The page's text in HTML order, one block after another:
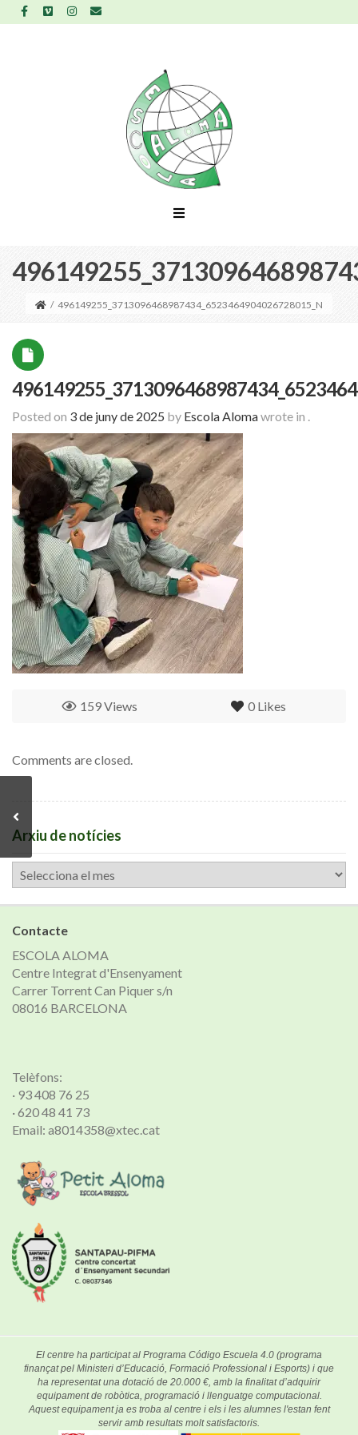
/ 496149255_3713096468987434_6523464904026728015_N
Posted on 3 de juny de 2025 by Escola Alomawrote in .
0 Likes
159 Views
Comments are closed.
Arxiu de notícies
Arxiu
de
notícies
Contacte
ESCOLA ALOMA
Centre Integrat d'Ensenyament
Carrer Torrent Can Piquer s/n
08016 BARCELONA
Telèfons:
· 93 408 76 25
· 620 48 41 73
Email: a8014358@xtec.cat
El centre ha participat al Programa Código Escuela 4.0 (programa
finançat pel Ministeri d’Educació, Formació Professional i Esports) i que
ha representat una dotació de 20.000 €, amb la finalitat d’adquirir
equipament de robòtica, programació i llenguatge computacional.
Aquest equipament ja es troba al centre i els i les alumnes l'estan fent
servir amb resultats molt satisfactoris.